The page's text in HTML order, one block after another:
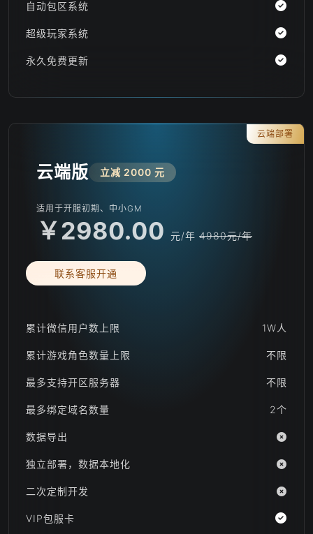
自动包区系统
超级玩家系统
永久免费更新
云端版 立减 2000 元
适用于开服初期、中小GM
￥2980.00 元/年 4980元/年
云端部署
联系客服开通
累计微信用户数上限 1W人
累计游戏角色数量上限 不限
最多支持开区服务器 不限
最多绑定域名数量 2个
数据导出
独立部署，数据本地化
二次定制开发
VIP包服卡